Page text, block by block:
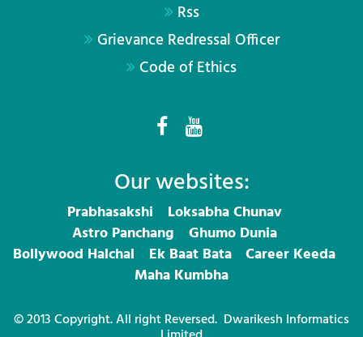
Rss
Grievance Redressal Officer
Code of Ethics
Our websites:
Prabhasakshi
Loksabha Chunav
Astro Panchang
Ghumo Dunia
Bollywood Halchal
Ek Baat Bata
Career Keeda
Maha Kumbha
© 2013 Copyright. All right Reversed. Dwarikesh Informatics